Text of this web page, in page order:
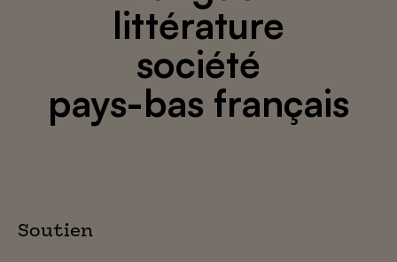
littérature
société
pays-bas français
Soutien